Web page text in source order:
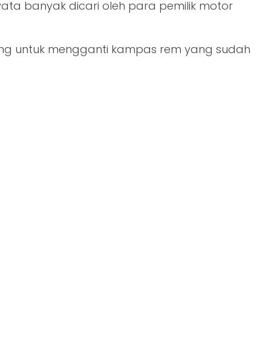
banyak dicari oleh para pemilik motor
untuk mengganti kampas rem yang sudah